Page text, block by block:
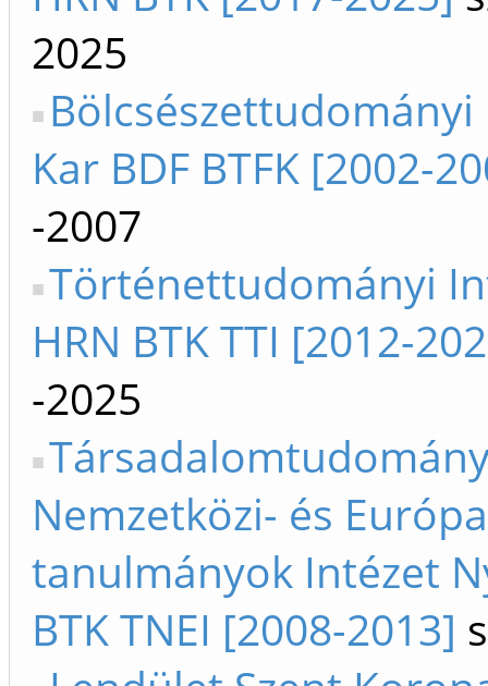
2025
Bölcsészettudományi
Kar BDF BTFK [2002-
-2007
Történettudományi
HRN BTK TTI [2012-
-2025
Nemzetközi- és
tanulmányok Intézet
BTK TNEI [2008-2013]